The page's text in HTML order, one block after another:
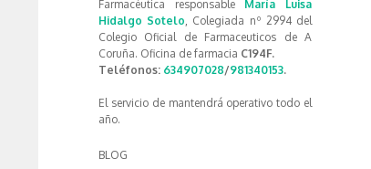
Farmacéutica responsable María Luisa
Hidalgo Sotelo, Colegiada nº 2994 del
Colegio Oficial de Farmaceuticos de A
Coruña. Oficina de farmacia C194F.
Teléfonos: 634907028/981340153.
El servicio de mantendrá operativo todo el
año.
BLOG